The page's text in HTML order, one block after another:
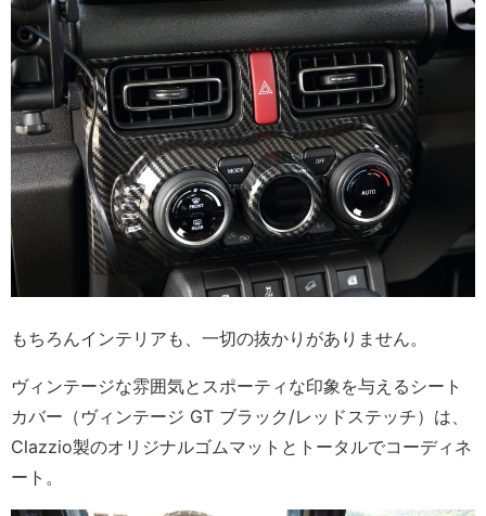
もちろんインテリアも、一切の抜かりがありません。
ヴィンテージな雰囲気とスポーティな印象を与えるシート
カバー（ヴィンテージ GT ブラック/レッドステッチ）は、
Clazzio製のオリジナルゴムマットとトータルでコーディネ
ート。